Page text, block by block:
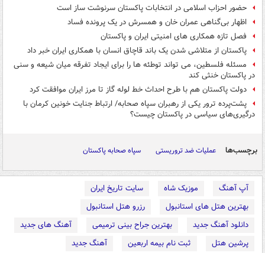
حضور احزاب اسلامی در انتخابات پاکستان سرنوشت ساز است
اظهار بی‌گناهی عمران خان و همسرش در یک پرونده فساد
فصل تازه همکاری های امنیتی ایران و پاکستان
پاکستان از متلاشی شدن یک باند قاچاق انسان با همکاری ایران خبر داد
مسئله فلسطین، می تواند توطئه ها را برای ایجاد تفرقه میان شیعه و سنی
در پاکستان خنثی کند
دولت پاکستان هم با طرح احداث خط لوله گاز تا مرز ایران موافقت کرد
پشت‌پرده ترور یکی از رهبران سپاه صحابه/ ارتباط جنایت خونین کرمان با
درگیری‌های سیاسی در پاکستان چیست؟
برچسب‌ها عملیات ضد تروریستی سپاه صحابه پاکستان
آپ آهنگ موزیک شاه
سایت تاریخ ایران
بهترین هتل های استانبول
رزرو هتل استانبول
دانلود آهنگ جدید
بهترین جراح بینی ترمیمی
آهنگ های جدید
پرشین هتل
ثبت نام بیمه اربعین
آهنگ جدید